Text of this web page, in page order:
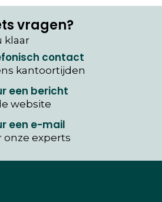
vragen?
klaar
contact
kantoortijden
een bericht
website
een e-mail
onze experts